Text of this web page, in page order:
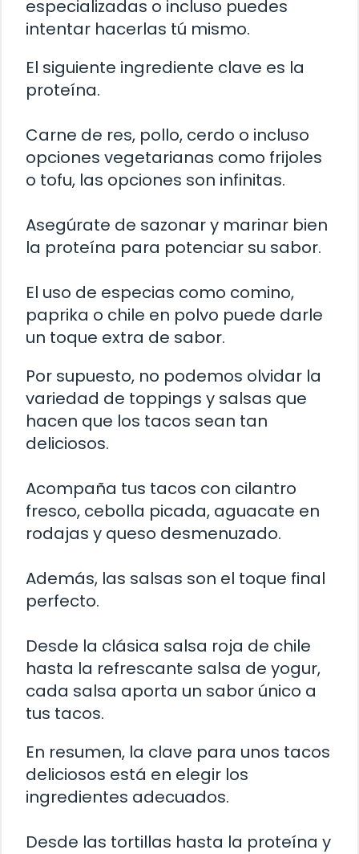
especializadas o incluso puedes
intentar hacerlas tú mismo.
El siguiente ingrediente clave es la
proteína.
Carne de res, pollo, cerdo o incluso
opciones vegetarianas como frijoles
o tofu, las opciones son infinitas.
Asegúrate de sazonar y marinar bien
la proteína para potenciar su sabor.
El uso de especias como comino,
paprika o chile en polvo puede darle
un toque extra de sabor.
Por supuesto, no podemos olvidar la
variedad de toppings y salsas que
hacen que los tacos sean tan
deliciosos.
Acompaña tus tacos con cilantro
fresco, cebolla picada, aguacate en
rodajas y queso desmenuzado.
Además, las salsas son el toque final
perfecto.
Desde la clásica salsa roja de chile
hasta la refrescante salsa de yogur,
cada salsa aporta un sabor único a
tus tacos.
En resumen, la clave para unos tacos
deliciosos está en elegir los
ingredientes adecuados.
Desde las tortillas hasta la proteína y